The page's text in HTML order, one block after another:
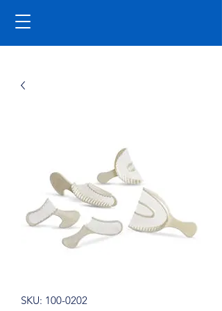
SKU: 100-0202